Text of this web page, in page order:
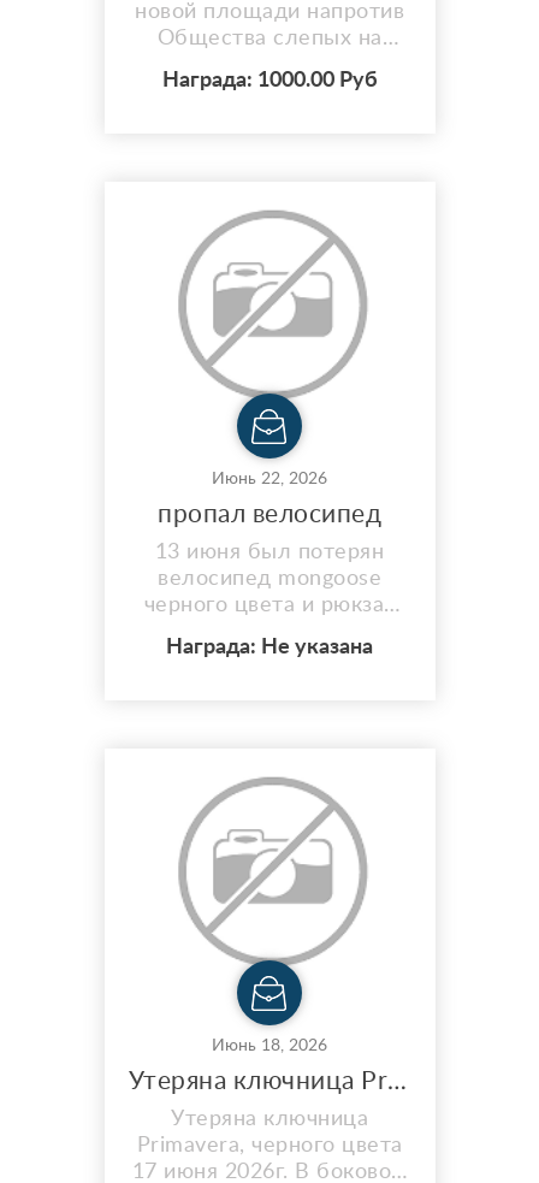
новой площади напротив
Общества слепых на
Неваляшкой ( шкатулка) (
Награда: 1000.00 Руб
Июнь 22, 2026
пропал велосипед
13 июня был потерян
велосипед mongoose
черного цвета и рюкзак
цвета Нашедшему
Награда: Не указана
Июнь 18, 2026
Утеряна ключница Primavera, черного цвета
Утеряна ключница
Primavera, черного цвета
17 июня 2026г. В боковом